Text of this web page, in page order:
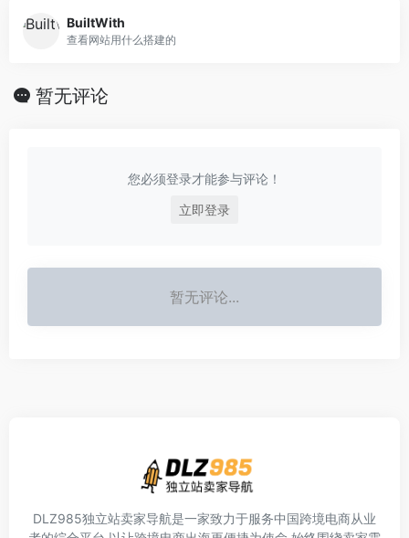
BuiltWith
查看网站用什么搭建的
暂无评论
您必须登录才能参与评论！
立即登录
暂无评论...
DLZ985独立站卖家导航是一家致力于服务中国跨境电商从业